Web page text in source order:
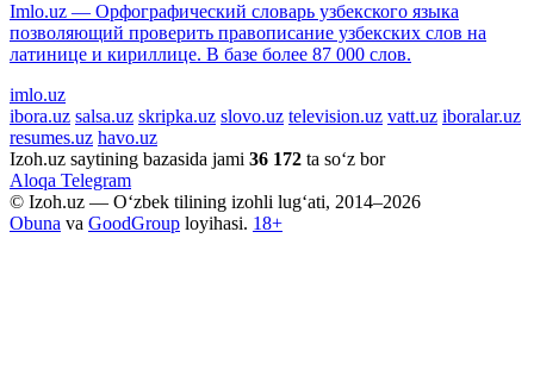
Imlo.uz — Орфографический словарь узбекского языка
позволяющий проверить правописание узбекских слов на
латинице и кириллице. В базе более 87 000 слов.
imlo.uz
ibora.uz salsa.uz skripka.uz slovo.uz television.uz vatt.uz iboralar.uz
resumes.uz havo.uz
Izoh.uz saytining bazasida jami 36 172 ta so‘z bor
Aloqa Telegram
© Izoh.uz — O‘zbek tilining izohli lug‘ati, 2014–2026
Obuna va GoodGroup loyihasi. 18+